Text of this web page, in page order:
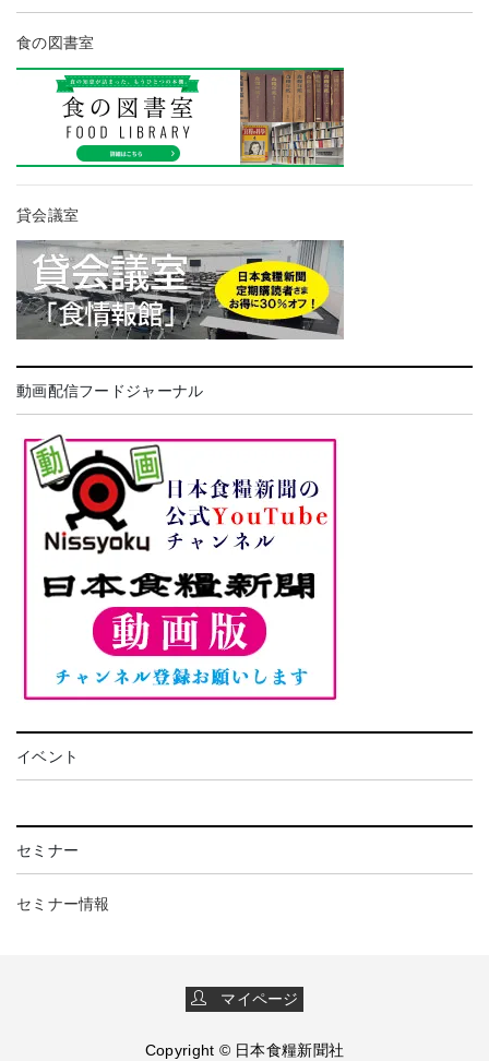
食の図書室
貸会議室
動画配信フードジャーナル
イベント
セミナー
セミナー情報
マイページ
Copyright © 日本食糧新聞社